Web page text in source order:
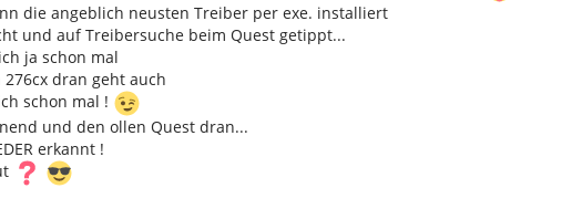
die angeblich neusten Treiber per exe. installiert
und auf Treibersuche beim Quest getippt...
ja schon mal
dran geht auch
schon mal !
und den ollen Quest dran...
erkannt !